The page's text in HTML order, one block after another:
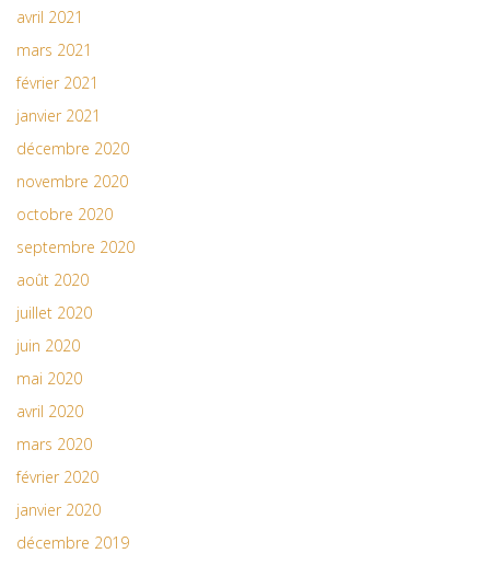
avril 2021
mars 2021
février 2021
janvier 2021
décembre 2020
novembre 2020
octobre 2020
septembre 2020
août 2020
juillet 2020
juin 2020
mai 2020
avril 2020
mars 2020
février 2020
janvier 2020
décembre 2019